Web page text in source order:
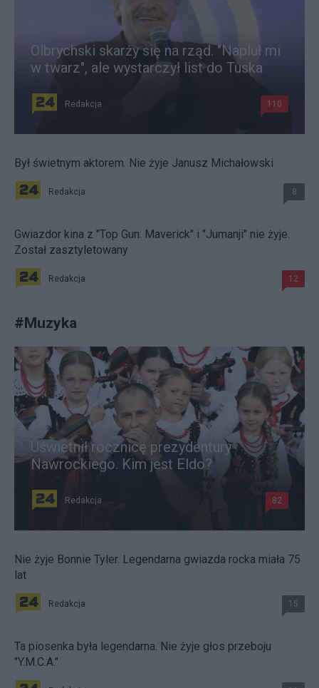
Olbrychski skarży się na rząd. "Napluł mi
w twarz", ale wystarczył list do Tuska
Redakcja 110
Był świetnym aktorem. Nie żyje Janusz Michałowski
Redakcja 8
Gwiazdor kina z "Top Gun: Maverick" i "Jumanji" nie żyje.
Został zasztyletowany
Redakcja 12
#Muzyka
Uświetnił rocznicę prezydentury
Nawrockiego. Kim jest Eldo?
Redakcja 82
Nie żyje Bonnie Tyler. Legendarna gwiazda rocka miała 75
lat
Redakcja 15
Ta piosenka była legendarna. Nie żyje głos przeboju
"Y.M.C.A."